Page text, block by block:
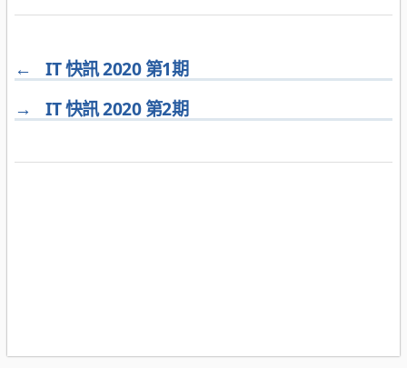
←
IT 快訊 2020 第1期
→
IT 快訊 2020 第2期